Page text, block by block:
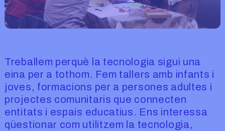
Treballem perquè la tecnologia sigui una
eina per a tothom. Fem tallers amb infants i
joves, formacions per a persones adultes i
projectes comunitaris que connecten
entitats i espais educatius. Ens interessa
qüestionar com utilitzem la tecnologia,